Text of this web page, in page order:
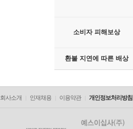
소비자 피해보상
환불 지연에 따른 배상
회사소개 인재채용 이용약관 개인정보처리방침